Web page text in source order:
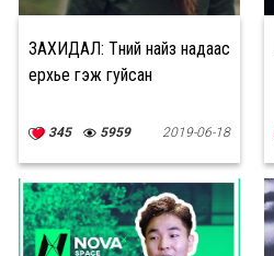
ЗАХИДАЛ: Түүний найз надаас
үерхье гэж гуйсан
345 5959 2019-06-18